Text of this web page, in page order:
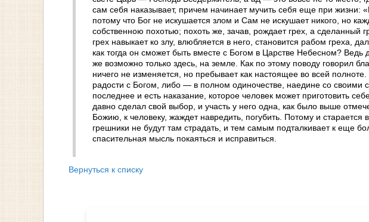
сам себя наказывает, причем начинает мучить себя еще при жизни:
потому что Бог не искушается злом и Сам не искушает никого, но
собственною похотью; похоть же, зачав, рождает грех, а сделанный
грех навыкает ко злу, влюбляется в него, становится рабом греха,
как тогда он сможет быть вместе с Богом в Царстве Небесном?
же возможно только здесь, на земле. Как по этому поводу говорил
ничего не изменяется, но пребывает как настоящее во всей
радости с Богом, либо — в полном одиночестве, наедине со своими
последнее и есть наказание, которое человек может приготовить
давно сделал свой выбор, и участь у него одна, как было выше
Божию, к человеку, жаждет навредить, погубить. Потому и
грешники не будут там страдать, и тем самым подталкивает к еще
спасительная мысль покаяться и исправиться.
Вернуться к списку